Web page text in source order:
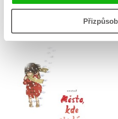
Město, kde chybím 2